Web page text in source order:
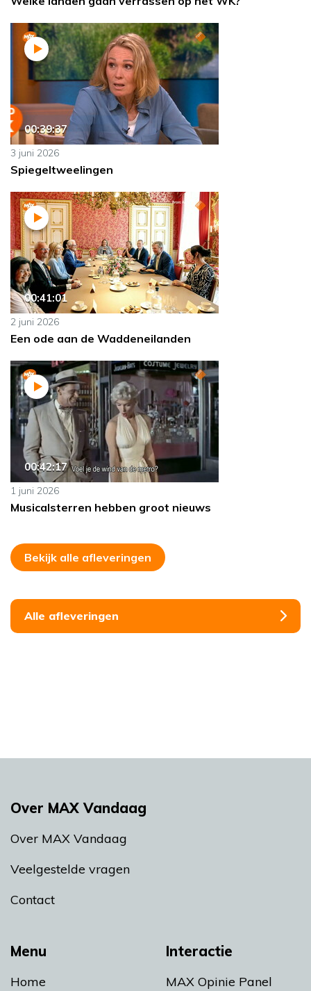
00:39:37
3 juni 2026
Spiegeltweelingen
00:41:01
2 juni 2026
Een ode aan de Waddeneilanden
00:42:17
1 juni 2026
Musicalsterren hebben groot nieuws
Bekijk alle afleveringen
Alle afleveringen
Menu
Home
Interactie
MAX Opinie Panel
Over MAX Vandaag
Over MAX Vandaag
Veelgestelde vragen
Contact